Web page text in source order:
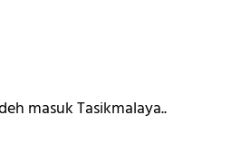
masuk Tasikmalaya..